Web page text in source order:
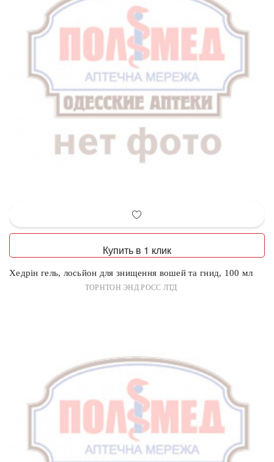
Купить в 1 клик
Хедрін гель, лосьйон для знищення вошей та гнид, 100 мл
ТОРНТОН ЭНД РОСС ЛТД